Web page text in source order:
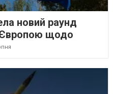
новий раунд
Європою щодо